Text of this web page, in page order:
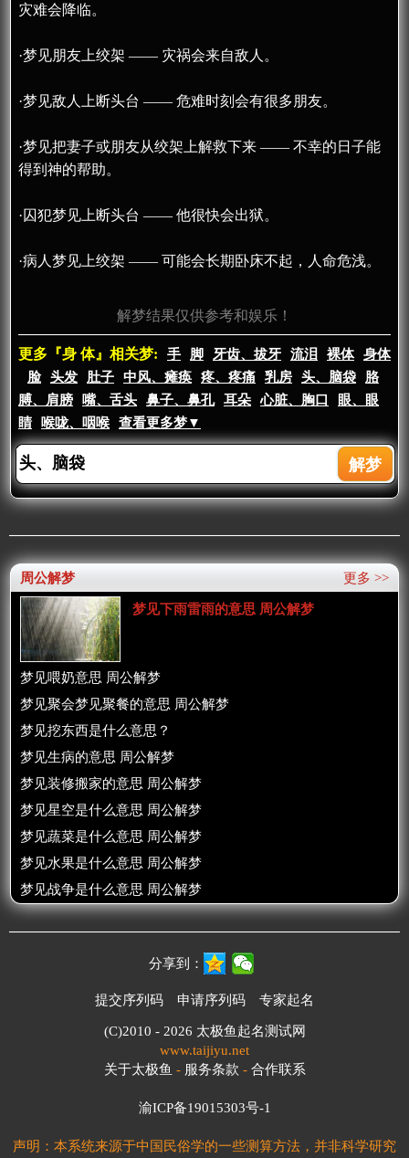
灾难会降临。
·梦见朋友上绞架 —— 灾祸会来自敌人。
·梦见敌人上断头台 —— 危难时刻会有很多朋友。
·梦见把妻子或朋友从绞架上解救下来 —— 不幸的日子能
得到神的帮助。
·囚犯梦见上断头台 —— 他很快会出狱。
·病人梦见上绞架 —— 可能会长期卧床不起，人命危浅。
解梦结果仅供参考和娱乐！
更多『身 体』相关梦: 手 脚 牙齿、拔牙 流泪 裸体
身体
脸
头发 肚子 中风、瘫痪 疼、疼痛 乳房 头、脑袋
胳
膊、肩膀
嘴、舌头 鼻子、鼻孔 耳朵 心脏、胸口
眼、眼
睛
喉咙、咽喉 查看更多梦▼
更多 >>
周公解梦
梦见下雨雷雨的意思 周公解梦
梦见喂奶意思 周公解梦
梦见聚会梦见聚餐的意思 周公解梦
梦见挖东西是什么意思？
梦见生病的意思 周公解梦
梦见装修搬家的意思 周公解梦
梦见星空是什么意思 周公解梦
梦见蔬菜是什么意思 周公解梦
梦见水果是什么意思 周公解梦
梦见战争是什么意思 周公解梦
分享到：
提交序列码 申请序列码 专家起名
(C)2010 - 2026 太极鱼起名测试网
www.taijiyu.net
关于太极鱼 - 服务条款 - 合作联系
渝ICP备19015303号-1
声明：本系统来源于中国民俗学的一些测算方法，并非科学研究